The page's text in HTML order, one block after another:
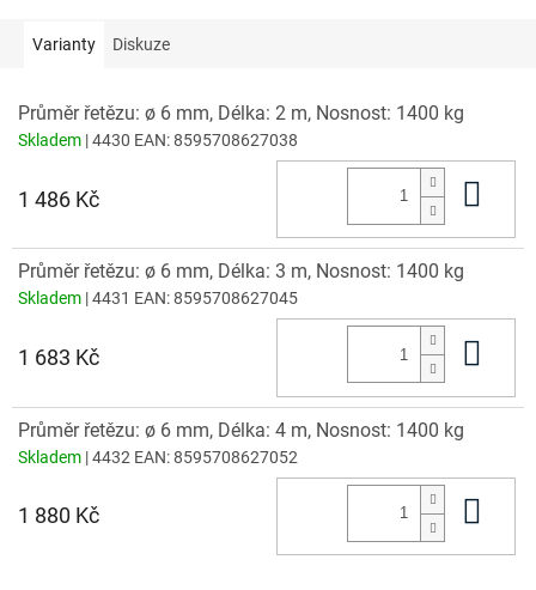
Varianty Diskuze
Průměr řetězu: ø 6 mm, Délka: 2 m, Nosnost: 1400 kg
Skladem | 4430 EAN:8595708627038
1 486 Kč
Průměr řetězu: ø 6 mm, Délka: 3 m, Nosnost: 1400 kg
Skladem | 4431 EAN:8595708627045
1 683 Kč
Průměr řetězu: ø 6 mm, Délka: 4 m, Nosnost: 1400 kg
Skladem | 4432 EAN:8595708627052
1 880 Kč